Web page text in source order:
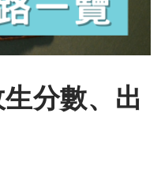
分數、出